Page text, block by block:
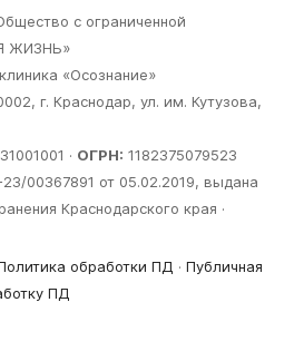
с ограниченной
ЖИЗНЬ»
«Осознание»
г. Краснодар, ул. им. Кутузова,
· ОГРН: 1182375079523
00367891 от 05.02.2019, выдана
Краснодарского края ·
обработки ПД · Публичная
ПД